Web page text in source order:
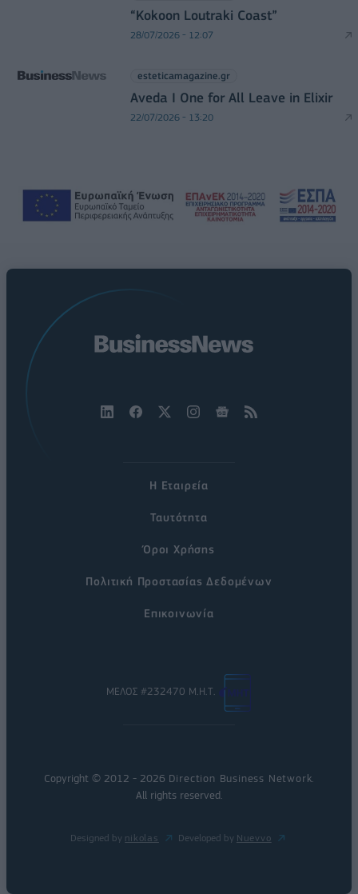
“Kokoon Loutraki Coast”
28/07/2026 - 12:07
esteticamagazine.gr
Aveda I One for All Leave in Elixir
22/07/2026 - 13:20
Η Εταιρεία
Ταυτότητα
Όροι Χρήσης
Πολιτική Προστασίας Δεδομένων
Επικοινωνία
ΜΕΛΟΣ #232470 Μ.Η.Τ.
Copyright © 2012 - 2026 Direction Business Network
All rights reserved.
Designed by nikolas Developed by Nuevvo